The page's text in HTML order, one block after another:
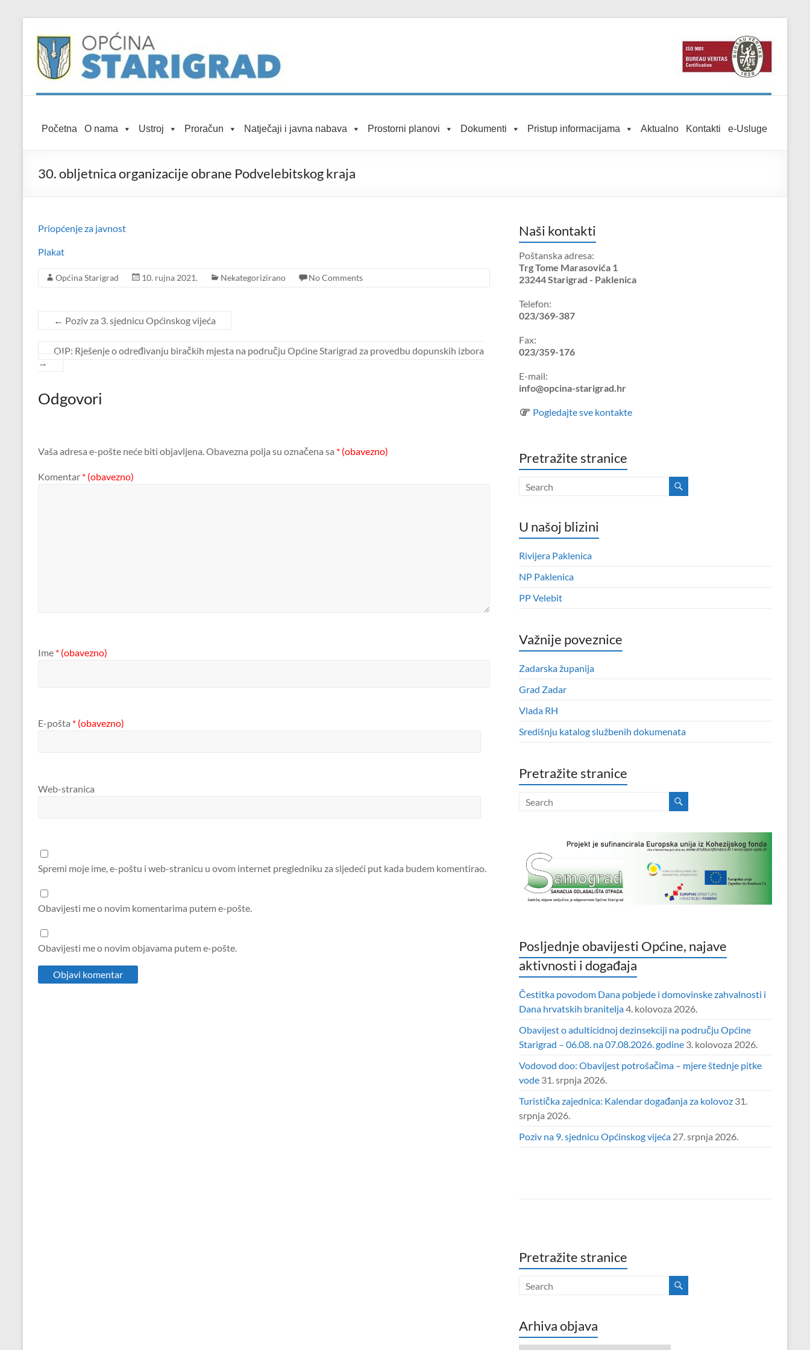
content
Općina
Službena
mrežna
Početna O nama Ustroj Proračun Natječaji i javna nabava Prostorni planovi Dokumenti Pristup informacijama Aktualno Kontakti e-Usluge
30. obljetnica organizacije obrane Podvelebitskog kraja
Priopćenje za javnost
Plakat
Općina Starigrad 10. rujna 2021. Nekategorizirano No Comments
← Poziv za 3. sjednicu Općinskog vijeća
OIP: Rješenje o određivanju biračkih mjesta na području Općine Starigrad za provedbu dopunskih izbora
→
Odgovori
Vaša adresa e-pošte neće biti objavljena.Obavezna polja su označena sa * (obavezno)
Komentar * (obavezno)
Ime * (obavezno)
E-pošta * (obavezno)
Web-stranica
Spremi moje ime, e-poštu i web-stranicu u ovom internet pregledniku za sljedeći put kada budem komentirao.
Obavijesti me o novim komentarima putem e-pošte.
Obavijesti me o novim objavama putem e-pošte.
Naši kontakti
Poštanska adresa:
Trg Tome Marasovića 1
23244 Starigrad - Paklenica
Telefon:
023/369-387
Fax:
023/359-176
E-mail:
info@opcina-starigrad.hr
Pogledajte sve kontakte
Pretražite stranice
U našoj blizini
Rivijera Paklenica
NP Paklenica
PP Velebit
Važnije poveznice
Zadarska županija
Grad Zadar
Vlada RH
Središnju katalog službenih dokumenata
Pretražite stranice
Posljednje obavijesti Općine, najave
aktivnosti i događaja
Čestitka povodom Dana pobjede i domovinske zahvalnosti i
Dana hrvatskih branitelja4. kolovoza 2026.
Obavijest o adulticidnoj dezinsekciji na području Općine
Starigrad – 06.08. na 07.08.2026. godine 3. kolovoza 2026.
Vodovod doo: Obavijest potrošačima – mjere štednje pitke
vode 31. srpnja 2026.
Turistička zajednica: Kalendar događanja za kolovoz 31.
srpnja 2026.
Poziv na 9. sjednicu Općinskog vijeća 27. srpnja 2026.
Pretražite stranice
Arhiva objava